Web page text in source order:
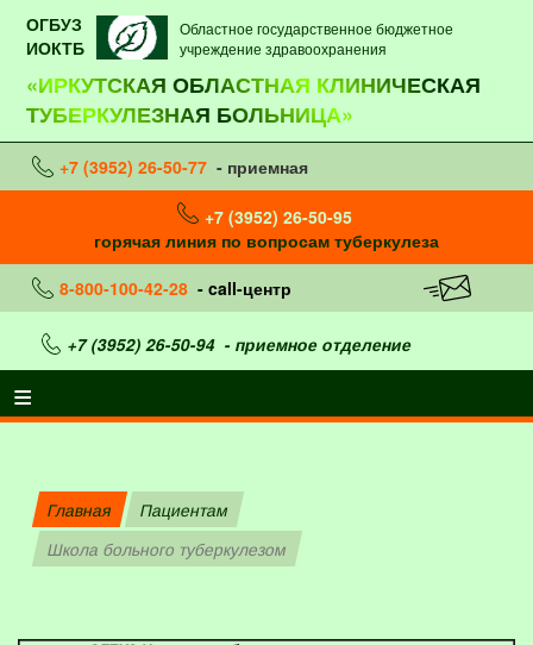
ОГБУЗ
ИОКТБ
Областное государственное бюджетное
учреждение здравоохранения
«ИРКУТСКАЯ ОБЛАСТНАЯ КЛИНИЧЕСКАЯ
ТУБЕРКУЛЕЗНАЯ БОЛЬНИЦА»
+7 (3952) 26-50-77 - приемная
+7 (3952) 26-50-95
горячая линия по вопросам туберкулеза
8-800-100-42-28 - call-центр
+7 (3952) 26-50-94- приемное отделение
Главная
Пациентам
Школа больного туберкулезом